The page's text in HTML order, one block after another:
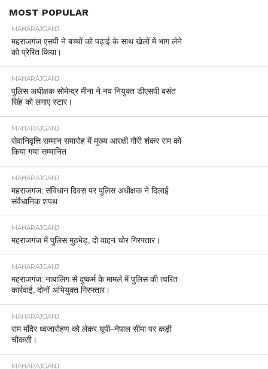
MOST POPULAR
MAHARAJGANJ
महराजगंज एसपी ने बच्चों को पढ़ाई के साथ खेलों में भाग लेने
को प्रेरित किया।
MAHARAJGANJ
पुलिस अधीक्षक सोमेन्द्र मीना ने नव नियुक्त डीएसपी बसंत
सिंह को लगाए स्टार।
MAHARAJGANJ
सेवानिवृत्ति सम्मान समारोह में मुख्य आरक्षी गौरी शंकर राम को
किया गया सम्मानित
MAHARAJGANJ
महराजगंज: संविधान दिवस पर पुलिस अधीक्षक ने दिलाई
संवैधानिक शपथ
MAHARAJGANJ
महराजगंज में पुलिस मुठभेड़, दो वाहन चोर गिरफ्तार।
MAHARAJGANJ
महराजगंज: नाबालिग से दुष्कर्म के मामले में पुलिस की त्वरित
कार्रवाई, दोनों अभियुक्त गिरफ्तार।
MAHARAJGANJ
राम मंदिर ध्वजारोहण को लेकर यूपी–नेपाल सीमा पर कड़ी
चौकसी।
MAHARAJGANJ